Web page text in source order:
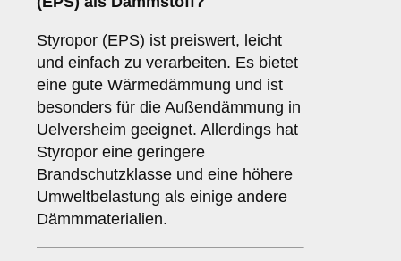
Styropor (EPS) ist preiswert, leicht
und einfach zu verarbeiten. Es bietet
eine gute Wärmedämmung und ist
besonders für die Außendämmung in
Uelversheim geeignet. Allerdings hat
Styropor eine geringere
Brandschutzklasse und eine höhere
Umweltbelastung als einige andere
Dämmmaterialien.